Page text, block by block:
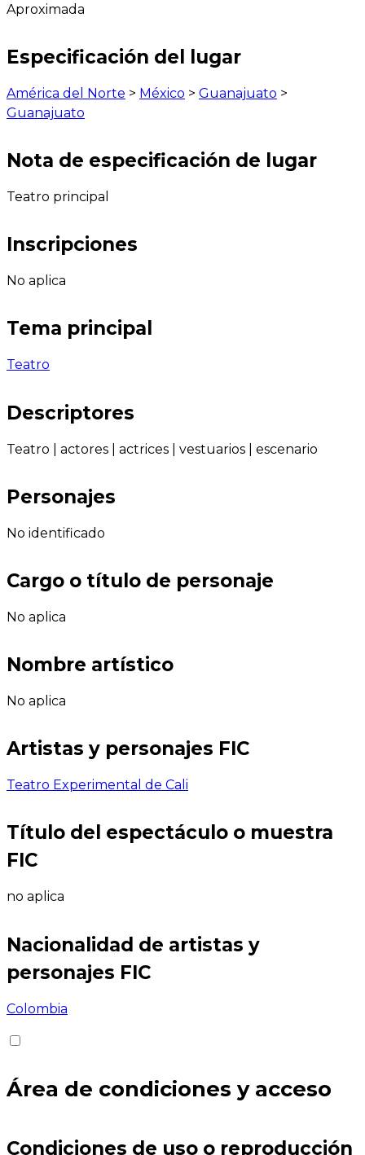
Aproximada
Especificación del lugar
América del Norte > México > Guanajuato >
Guanajuato
Nota de especificación de lugar
Teatro principal
Inscripciones
No aplica
Tema principal
Teatro
Descriptores
Teatro actores actrices vestuarios escenario
Personajes
No identificado
Cargo o título de personaje
No aplica
Nombre artístico
No aplica
Artistas y personajes FIC
Teatro Experimental de Cali
Título del espectáculo o muestra
FIC
no aplica
Nacionalidad de artistas y
personajes FIC
Colombia
Área de condiciones y acceso
Condiciones de uso o reproducción